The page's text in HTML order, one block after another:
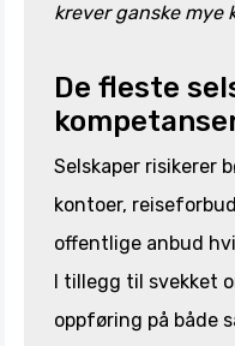
krever ganske mye
De fleste
Selskaper risikerer
kontoer,
offentlige anbud
I tillegg til svekket
oppføring på både